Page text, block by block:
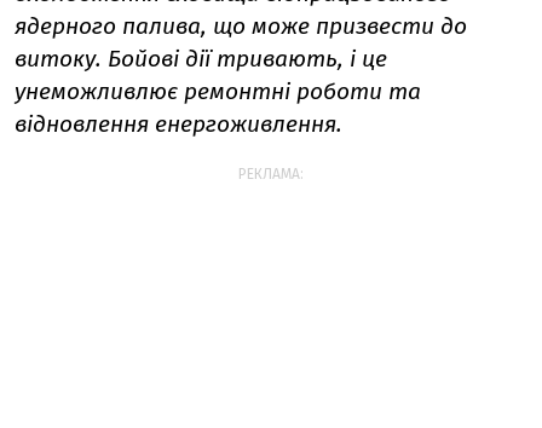
ядерного палива, що може призвести до
витоку. Бойові дії тривають, і це
унеможливлює ремонтні роботи та
відновлення енергоживлення.
РЕКЛАМА: